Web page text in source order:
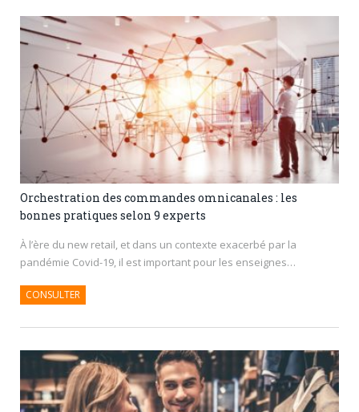
Orchestration des commandes omnicanales : les
bonnes pratiques selon 9 experts
À l’ère du new retail, et dans un contexte exacerbé par la
pandémie Covid-19, il est important pour les enseignes…
CONSULTER